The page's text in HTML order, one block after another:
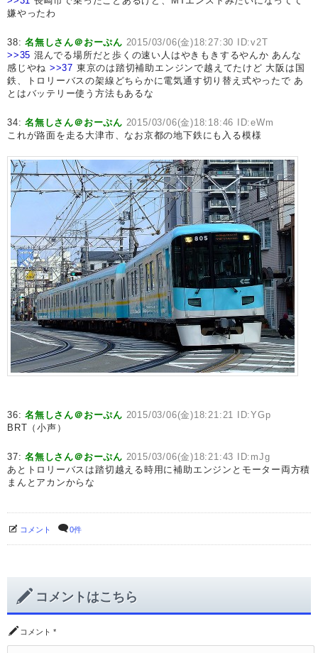
嫌やったわ
38:名無しさん＠おーぷん 2015/03/06(金)18:27:30 ID:v2T
>>35 混んでる場所だと歩くの速い人はやきもきするやんか あんな
感じやね >>37 東京のは踏切補助エンジンで越えてたけど 大阪は国
鉄、トロリーバスの架線どちらかに電気通す切り替え式やったで あ
とはバッテリー使う方法もあるな
34:名無しさん＠おーぷん 2015/03/06(金)18:18:46 ID:eWm
これが路面を走る大津市、なお京都の地下鉄にも入る模様
36:名無しさん＠おーぷん 2015/03/06(金)18:21:21 ID:YGp
BRT（小声）
37:名無しさん＠おーぷん 2015/03/06(金)18:21:43 ID:mJg
あとトロリーバスは踏切越える時用に補助エンジンとモーター両方積
まんとアカンからな
コメント 0件
コメントはこちら
コメント *